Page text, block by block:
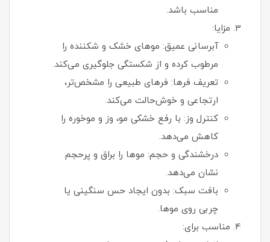
مناسب باشد.
مزایا:
آبرسانی عمیق: موهای خشک و شکننده را
مرطوب کرده و از شکستگی جلوگیری می‌کند.
تعریف فرها: فرهای طبیعی را مشخص‌تر،
ارتجاعی و خوش‌حالت می‌کند.
کنترل وز: با رفع خشکی مو، وز و موخوره را
کاهش می‌دهد.
درخشندگی و حجم: موها را براق و پرحجم
نشان می‌دهد.
بافت سبک: بدون ایجاد حس سنگینی یا
چربی روی موها.
مناسب برای: